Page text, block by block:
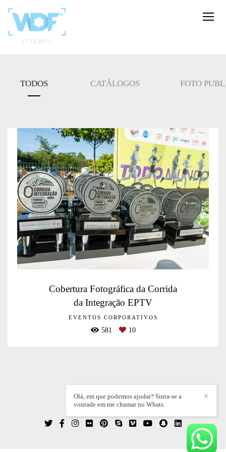
TODOS CATÁLOGOS FOTO
Cobertura Fotográfica da Corrida
da Integração EPTV
EVENTOS CORPORATIVOS
581 10
WILLIAN DIEZ/CONTATO
✕
Olá, em que podemos ajudar? Sinta-se a
vontade em me chamar no Whats.